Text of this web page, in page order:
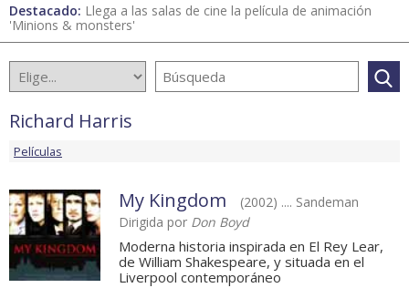
Destacado: Llega a las salas de cine la película de animación
'Minions & monsters'
Richard Harris
Películas
My Kingdom
(2002) .... Sandeman
Dirigida por Don Boyd
Moderna historia inspirada en El Rey Lear,
de William Shakespeare, y situada en el
Liverpool contemporáneo